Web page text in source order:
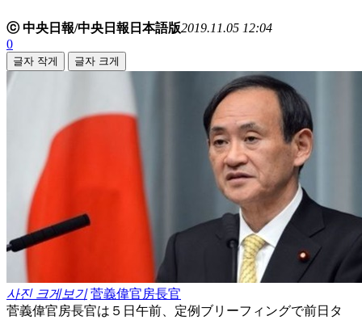
ⓒ 中央日報/中央日報日本語版2019.11.05 12:04
0
글자 작게 글자 크게
사진 크게보기 菅義偉官房長官
菅義偉官房長官は５日午前、定例ブリーフィングで前日タ